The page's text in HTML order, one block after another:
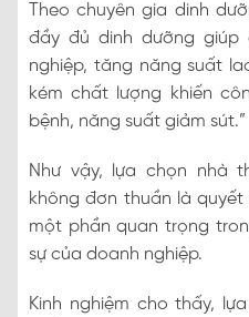
Theo chuyên gia dinh
đầy đủ dinh dưỡng giúp
nghiệp, tăng năng suất
kém chất lượng khiến
bệnh, năng suất giảm sút.”
Như vậy, lựa chọn nhà
không đơn thuần là
một phần quan trọng
sự của doanh nghiệp.
Kinh nghiệm cho thấy,